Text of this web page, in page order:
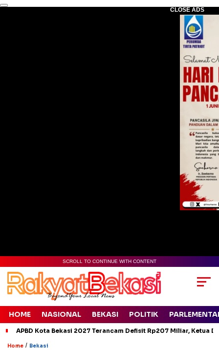
CLOSE ADS
SCROLL TO CONTINUE WITH CONTENT
HOME NASIONAL BEKASI POLITIK
APBD Kota Bekasi 2027 Terancam Defisit Rp207 Miliar, Ketua
Home / Bekasi